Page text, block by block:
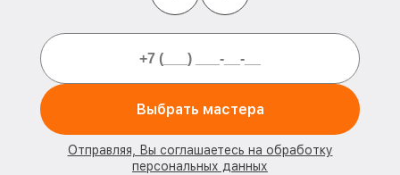
Выбрать мастера
Отправляя, Вы соглашаетесь на обработку
персональных данных